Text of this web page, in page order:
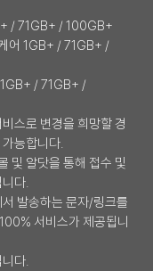
/ 71GB+ / 100GB+
어 1GB+ / 71GB+ /
/ 71GB+ /
스로 변경을 희망할 경
능합니다.
및 알닷을 통해 접수 및
다.
발송하는 문자/링크를
서비스가 제공됩니
다.